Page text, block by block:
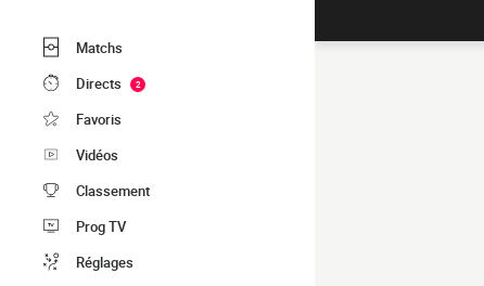
Matchs
Directs
2
Favoris
Vidéos
Classement
Prog TV
Réglages